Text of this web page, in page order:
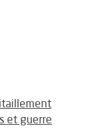
et guerre